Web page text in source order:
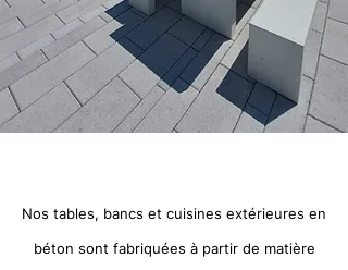
Nos tables, bancs et cuisines extérieures en
béton sont fabriquées à partir de matière